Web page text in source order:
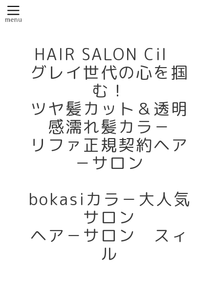
HAIR SALON Cil
グレイ世代の心を掴
む！
ツヤ髪カット＆透明
感濡れ髪カラ－
リファ正規契約ヘア
－サロン
bokasiカラ－大人気
サロン
ヘア－サロン スィ
ル